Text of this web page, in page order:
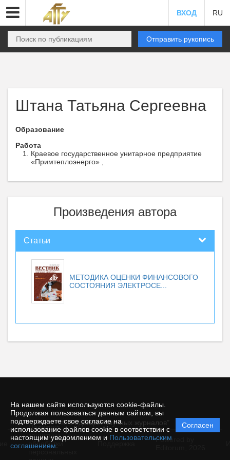
На нашем сайте используются cookie-файлы.
Продолжая пользоваться данным сайтом, вы
подтверждаете свое согласие на
использование файлов cookie в соответствии с
настоящим уведомлением и Пользовательским
соглашением
Согласен
ВХОД RU
Отправить рукопись
Штана Татьяна Сергеевна
Образование
Работа
Краевое государственное унитарное предприятие
«Примтеплоэнерго» ,
Произведения автора
Статьи
МЕТОДИКА ОЦЕНКИ ФИНАНСОВОГО
СОСТОЯНИЯ ЭЛЕКТРОСЕ...
© "Редакция научных журналов"
Политика
защиты и
обработки
Powered by